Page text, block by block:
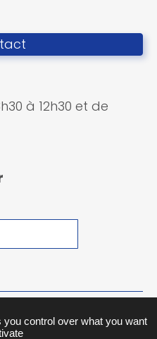
à 12h30 et de
control over what you want